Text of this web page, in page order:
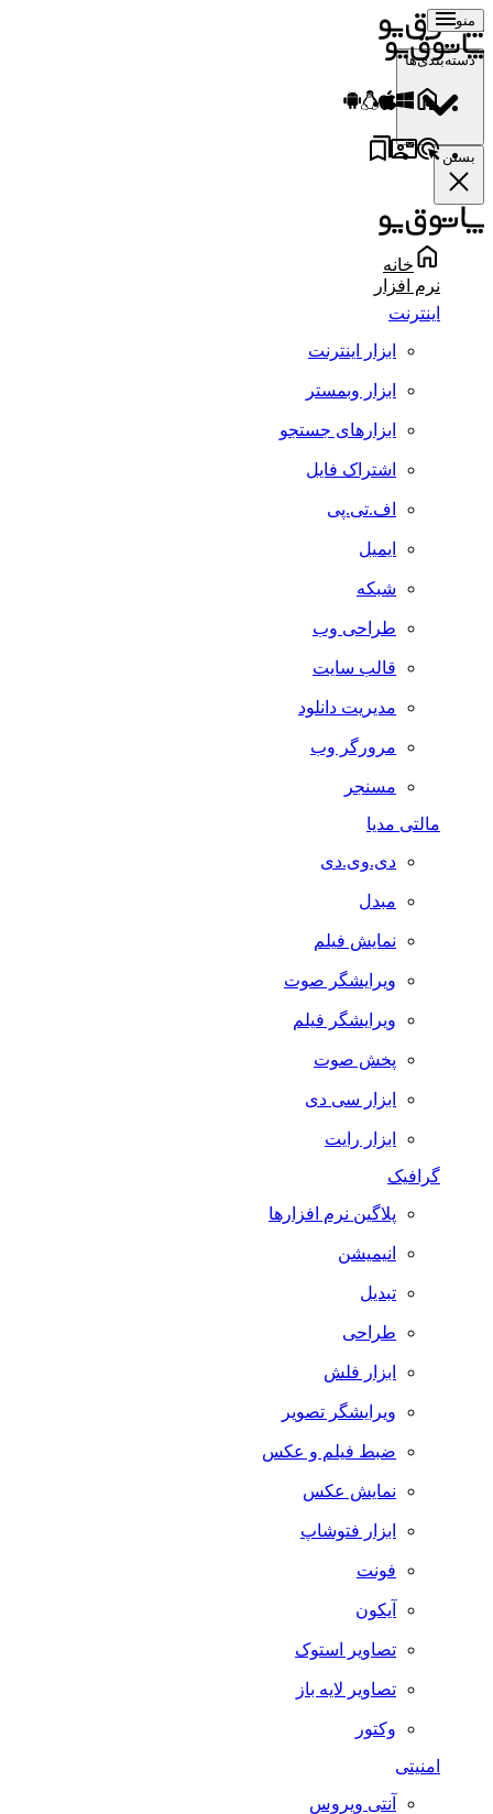
منو
دسته‌بندی‌ها
بستن
خانه
نرم افزار
اینترنت
ابزار اینترنت
ابزار وبمستر
ابزارهای جستجو
اشتراک فایل
اف.تی.پی
ایمیل
شبکه
طراحی وب
قالب سایت
مدیریت دانلود
مرورگر وب
مسنجر
مالتی مدیا
دی.وی.دی
مبدل
نمایش فیلم
ویرایشگر صوت
ویرایشگر فیلم
پخش صوت
ابزار سی دی
ابزار رایت
گرافیک
پلاگین نرم افزارها
انیمیشن
تبدیل
طراحی
ابزار فلش
ویرایشگر تصویر
ضبط فيلم و عكس
نمایش عکس
ابزار فتوشاپ
فونت
آیکون
تصاویر استوک
تصاویر لایه باز
وکتور
امنیتی
آنتی ویروس